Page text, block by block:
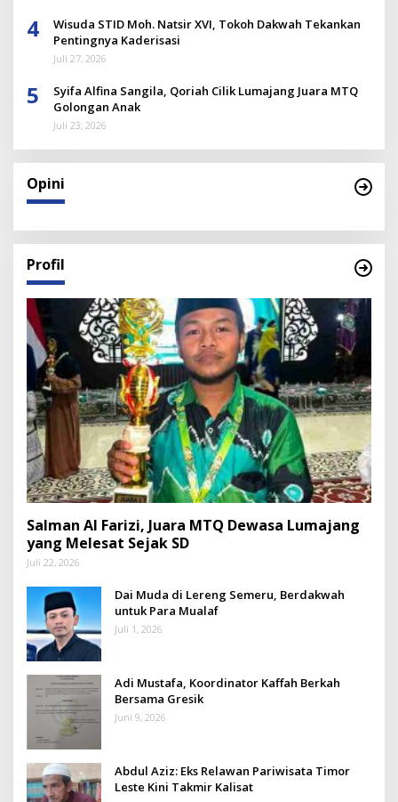
4
Wisuda STID Moh. Natsir XVI, Tokoh Dakwah Tekankan
Pentingnya Kaderisasi
Juli 27, 2026
5
Syifa Alfina Sangila, Qoriah Cilik Lumajang Juara MTQ
Golongan Anak
Juli 23, 2026
Opini
Profil
Salman Al Farizi, Juara MTQ Dewasa Lumajang
yang Melesat Sejak SD
Juli 22, 2026
Dai Muda di Lereng Semeru, Berdakwah
untuk Para Mualaf
Juli 1, 2026
Adi Mustafa, Koordinator Kaffah Berkah
Bersama Gresik
Juni 9, 2026
Abdul Aziz: Eks Relawan Pariwisata Timor
Leste Kini Takmir Kalisat